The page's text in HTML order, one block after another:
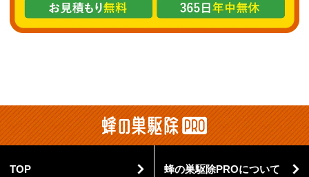
TOP 蜂の巣駆除PROについて